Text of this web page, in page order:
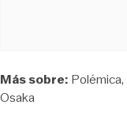
Más sobre: Polémica
Osaka